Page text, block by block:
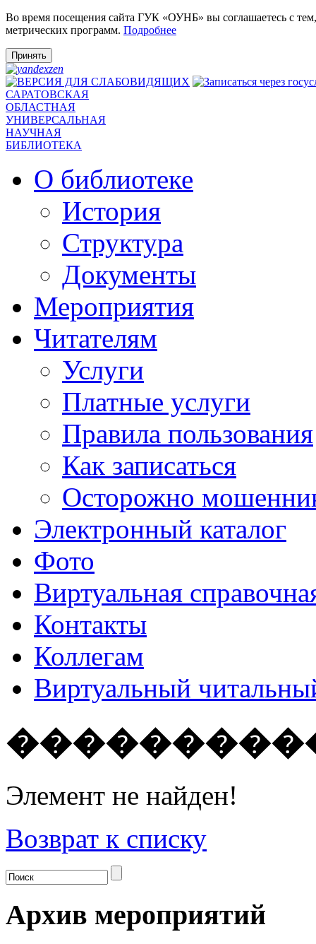
Во время посещения сайта ГУК «ОУНБ» вы соглашаетесь с
метрических программ. Подробнее
Принять
САРАТОВСКАЯ
ОБЛАСТНАЯ
УНИВЕРСАЛЬНАЯ
НАУЧНАЯ
БИБЛИОТЕКА
О библиотеке
История
Структура
Документы
Мероприятия
Читателям
Услуги
Платные услуги
Правила пользования
Как записаться
Осторожно
Электронный каталог
Фото
Виртуальная
Контакты
Коллегам
Виртуальный
Элемент не найден!
Возврат к списку
Архив мероприятий